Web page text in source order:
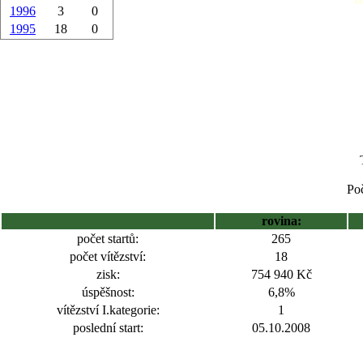
1996
3
0
1995
18 0
rovina:
počet startů:
265
počet vítězství:
18
zisk:
754 940 Kč
úspěšnost:
6,8%
vítězství I.kategorie:
1
poslední start:
05.10.2008